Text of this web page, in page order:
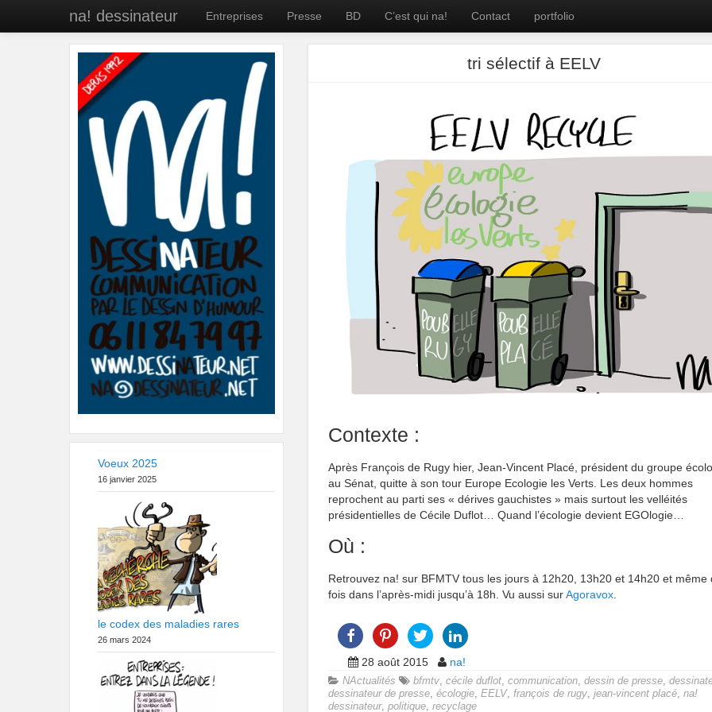
na! dessinateur Entreprises Presse BD C’est qui na! Contact portfolio
tri sélectif à EELV
Contexte :
Après François de Rugy hier, Jean-Vincent Placé, président du groupe
au Sénat, quitte à son tour Europe Ecologie les Verts. Les deux hommes
reprochent au parti ses « dérives gauchistes » mais surtout les velléités
présidentielles de Cécile Duflot… Quand l’écologie devient EGOlogie…
Où :
Retrouvez na! sur BFMTV tous les jours à 12h20, 13h20 et 14h20 et même
fois dans l’après-midi jusqu’à 18h. Vu aussi surAgoravox
28 août 2015 na!
NActualités bfmtv cécile duflot communication dessin de presse
dessinateur de presse écologie EELV, françois de rugy jean-vincent placé na!
dessinateur, politique recyclage
Voeux 2025
16 janvier 2025
le codex des maladies rares
26 mars 2024